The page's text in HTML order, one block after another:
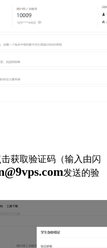
获取验证码（输入由闪
发送的验